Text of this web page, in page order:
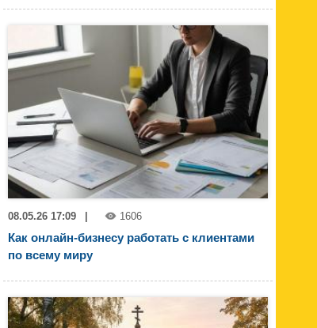
08.05.26 17:09 1606
Как онлайн-бизнесу работать с клиентами
по всему миру